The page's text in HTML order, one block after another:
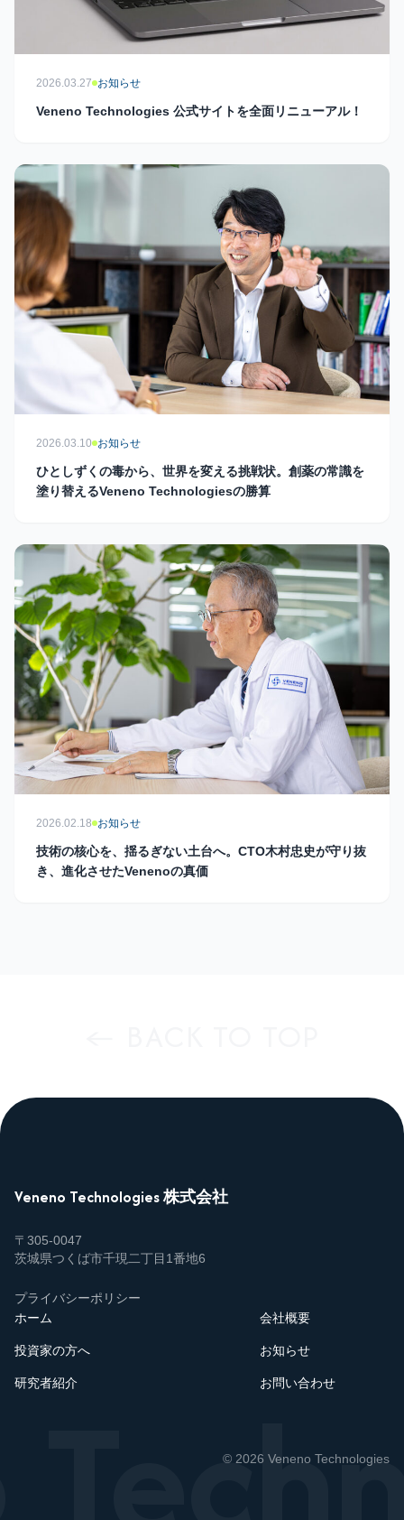
2026.03.27 お知らせ
Veneno Technologies 公式サイトを全面リニューアル！
2026.03.10 お知らせ
ひとしずくの毒から、世界を変える挑戦状。創薬の常識を
塗り替えるVeneno Technologiesの勝算
2026.02.18 お知らせ
技術の核心を、揺るぎない土台へ。CTO木村忠史が守り抜
き、進化させたVenenoの真価
Veneno Technologies 株式会社
〒305-0047
茨城県つくば市千現二丁目1番地6
プライバシーポリシー
ホーム
投資家の方へ
研究者紹介
会社概要
お知らせ
お問い合わせ
© 2026 Veneno Technologies